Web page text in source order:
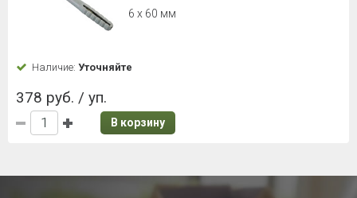
6 х 60 мм
Наличие: Уточняйте
378 руб. / уп.
В корзину